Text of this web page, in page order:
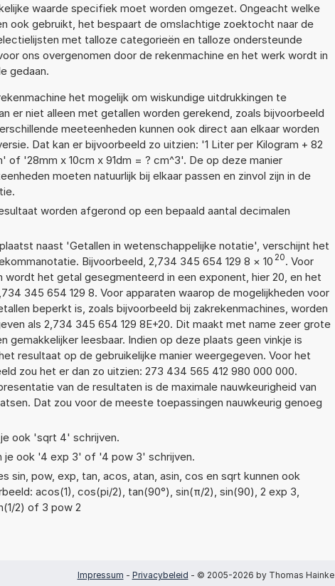
waarde specifiek moet worden omgezet. Ongeacht welke
ook gebruikt, het bespaart de omslachtige zoektocht naar de
met talloze categorieën en talloze ondersteunde
ons overgenomen door de rekenmachine en het werk wordt in
gedaan.
het mogelijk om wiskundige uitdrukkingen te
er niet alleen met getallen worden gerekend, zoals bijvoorbeeld
meeteenheden kunnen ook direct aan elkaar worden
Dat kan er bijvoorbeeld zo uitzien: '1 Liter per Kilogram + 82
of '28mm x 10cm x 91dm = ? cm^3'. De op deze manier
moeten natuurlijk bij elkaar passen en zinvol zijn in de
worden afgerond op een bepaald aantal decimalen
naast 'Getallen in wetenschappelijke notatie', verschijnt het
Bijvoorbeeld, 2,734 345 654 129 8 × 10 20. Voor
het getal gesegmenteerd in een exponent, hier 20, en het
345 654 129 8. Voor apparaten waarop de mogelijkheden voor
beperkt is, zoals bijvoorbeeld bij zakrekenmachines, worden
als 2,734 345 654 129 8E+20. Dit maakt met name zeer grote
gemakkelijker leesbaar. Indien op deze plaats geen vinkje is
resultaat op de gebruikelijke manier weergegeven. Voor het
zou het er dan zo uitzien: 273 434 565 412 980 000 000.
van de resultaten is de maximale nauwkeurigheid van
Dat zou voor de meeste toepassingen nauwkeurig genoeg
ook 'sqrt 4' schrijven.
je ook '4 exp 3' of '4 pow 3' schrijven.
sin, pow, exp, tan, acos, atan, asin, cos en sqrt kunnen ook
acos(1), cos(pi/2), tan(90°), sin(π/2), sin(90), 2 exp 3,
2) of 3 pow 2
Impressum - Privacybeleid - © 2005-2026 by Thomas Hainke